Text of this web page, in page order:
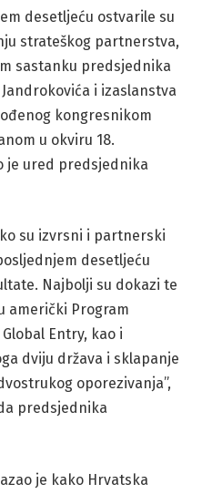
desetljeću ostvarile su
strateškog partnerstva,
sastanku predsjednika
i izaslanstva
kongresnikom
u okviru 18.
je ured predsjednika
su izvrsni i partnerski
desetljeću
Najbolji su dokazi te
američki Program
Entry, kao i
dviju država i sklapanje
oporezivanja”,
predsjednika
je kako Hrvatska